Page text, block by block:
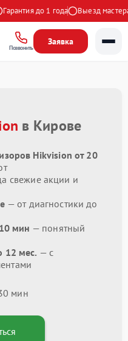
до 1 года Выезд мастера
Позвонить
Заявка
в Кирове
Hikvision от 20
свежие акции и
— от диагностики до
мин — понятный
12 мес. — с
мин